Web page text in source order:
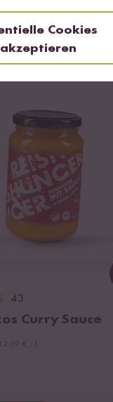
Curry Probier
14,05 € / kg
43
Curry Sauce
Cookies
akzeptieren